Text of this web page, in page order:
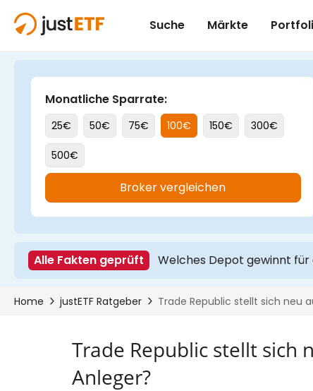
Trade Republic stellt sich
Anleger?